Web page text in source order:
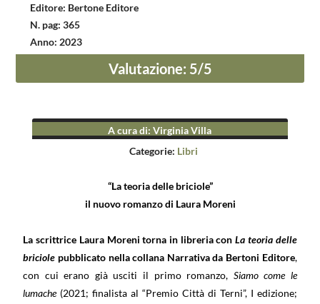
Editore: Bertone Editore
N. pag:365
Anno: 2023
Valutazione: 5/5
A cura di:Virginia Villa
Categorie: Libri
“La teoria delle briciole”
il nuovo romanzo di Laura Moreni
La scrittrice Laura Moreni torna in libreria conLa teoria delle
briciole pubblicato nella collana Narrativa da Bertoni Editore,
con cui erano già usciti il primo romanzo, Siamo come le
lumache(2021; finalista al “Premio Città di Terni”, I edizione;